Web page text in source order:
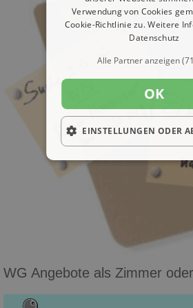
WG Angebote als Zimmer
Verwendung von Cookies
Cookie-Richtlinie zu.Weitere
Datenschutz
Alle Partner anzeigen
OK
EINSTELLUNGEN ODER